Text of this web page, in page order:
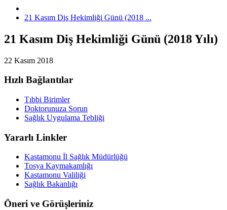
21 Kasım Diş Hekimliği Günü (2018 ...
21 Kasım Diş Hekimliği Günü (2018 Yılı)
22 Kasım 2018
Hızlı Bağlantılar
Tıbbi Birimler
Doktorunuza Sorun
Sağlık Uygulama Tebliği
Yararlı Linkler
Kastamonu İl Sağlık Müdürlüğü
Tosya Kaymakamlığı
Kastamonu Valiliği
Sağlık Bakanlığı
Öneri ve Görüşleriniz